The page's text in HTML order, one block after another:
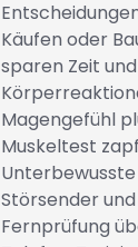
Käufen oder
sparen Zeit
Magengefühl
Muskeltest
Störsender
Fernprüfung